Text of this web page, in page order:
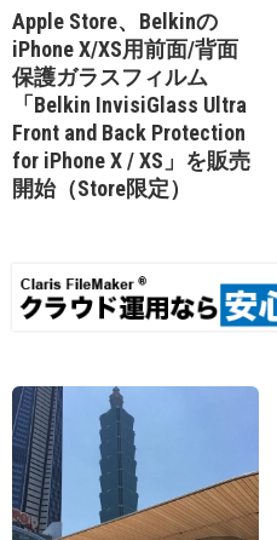
Apple Store、Belkinの
iPhone X/XS用前面/背面
保護ガラスフィルム
「Belkin InvisiGlass Ultra
Front and Back Protection
for iPhone X / XS」を販売
開始（Store限定）